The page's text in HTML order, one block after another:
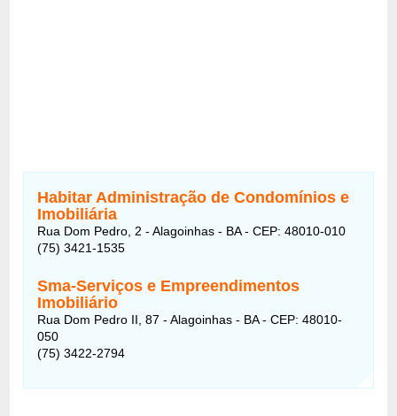
Habitar Administração de Condomínios e
Imobiliária
Rua Dom Pedro, 2 - Alagoinhas - BA - CEP: 48010-010
(75) 3421-1535
Sma-Serviços e Empreendimentos
Imobiliário
Rua Dom Pedro II, 87 - Alagoinhas - BA - CEP: 48010-
050
(75) 3422-2794